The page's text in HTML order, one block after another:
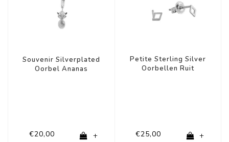
Souvenir Silverplated
Oorbel Ananas
€20,00 +
Petite Sterling Silver
Oorbellen Ruit
€25,00 +